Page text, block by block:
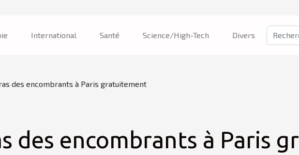
International Santé Science/High-Tech Divers
des encombrants à Paris gratuitement
des encombrants à Paris